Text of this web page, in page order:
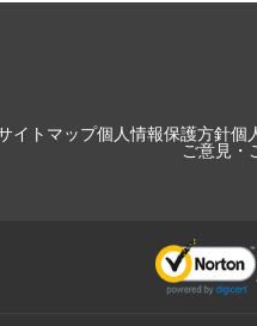
イトマップ個人情報保護方針個
ご意見・